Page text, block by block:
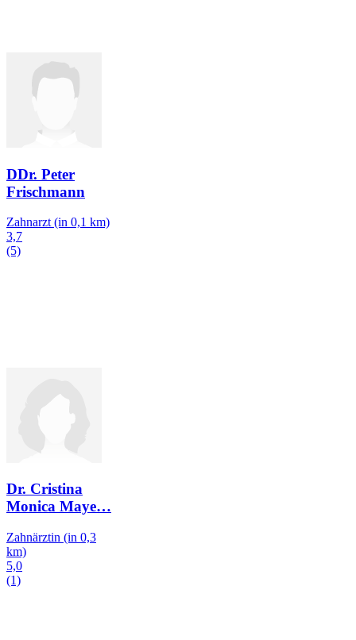
DDr. Peter
Frischmann
Zahnarzt (in 0,1 km)
3,7
(5)
Dr. Cristina
Monica Maye…
Zahnärztin (in 0,3
km)
5,0
(1)